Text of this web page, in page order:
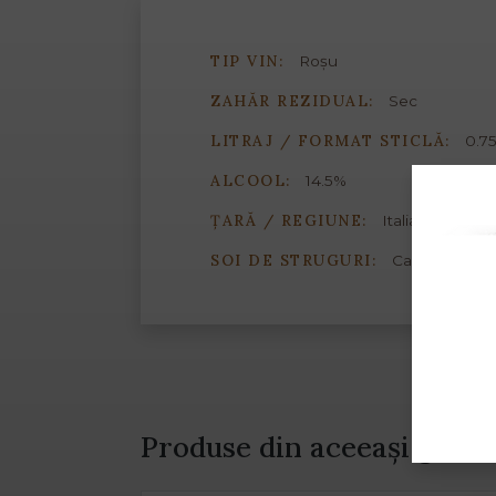
TIP VIN: Roșu
ZAHĂR REZIDUAL: Sec
LITRAJ / FORMAT STICLĂ:
ALCOOL: 14.5%
ȚARĂ / REGIUNE: Italia / Sardinia
SOI DE STRUGURI: Carignano
Produse din aceeași gamă